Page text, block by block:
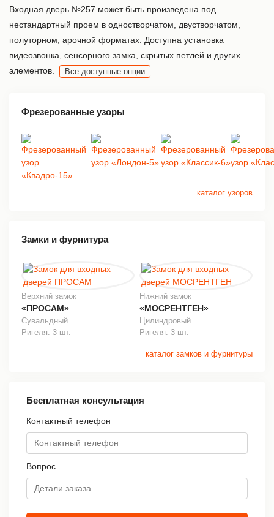
Входная дверь №257 может быть произведена под
нестандартный проем в одностворчатом, двустворчатом,
полуторном, арочной форматах. Доступна установка
видеозвонка, сенсорного замка, скрытых петлей и других
элементов.
Все доступные опции
Фрезерованные узоры
каталог узоров
Замки и фурнитура
Верхний замок
«ПРОСАМ»
Сувальдный
Ригеля: 3 шт.
Нижний замок
«МОСРЕНТГЕН»
Цилиндровый
Ригеля: 3 шт.
каталог замков и фурнитуры
Бесплатная консультация
Контактный телефон
Вопрос